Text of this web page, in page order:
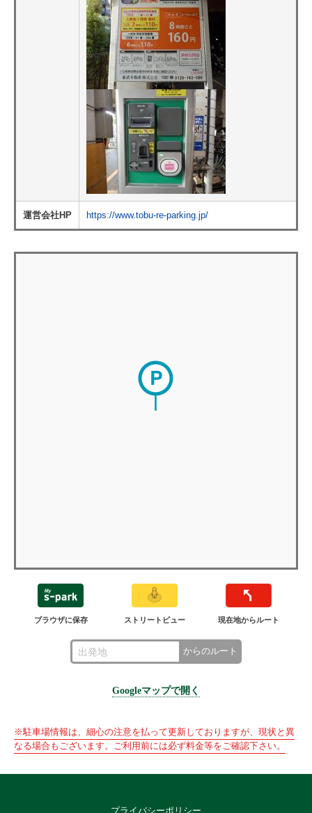
運営会社HP https://www.tobu-re-parking.jp/
ブラウザに保存 ストリートビュー 現在地からルート
からのルート
Googleマップで開く
※駐車場情報は、細心の注意を払って更新しておりますが、現状と異
なる場合もございます。ご利用前には必ず料金等をご確認下さい。
プライバシーポリシー